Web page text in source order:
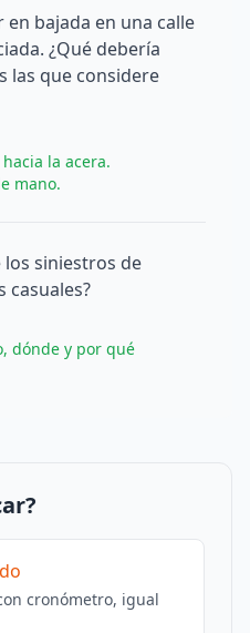
bajada en una calle
¿Qué debería
las que considere
la acera.
mano.
los siniestros de
casuales?
dónde y por qué
cronómetro, igual